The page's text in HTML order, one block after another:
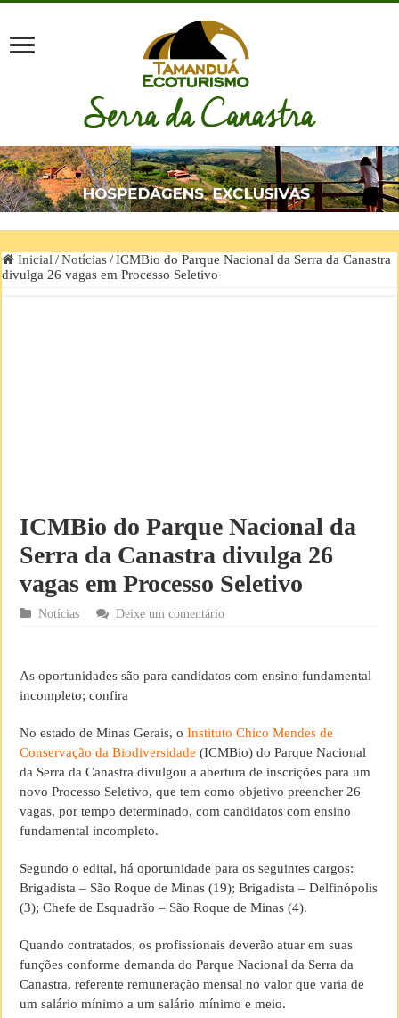
Inicial / Notícias / ICMBio do Parque Nacional da Serra da Canastra
divulga 26 vagas em Processo Seletivo
ICMBio do Parque Nacional da
Serra da Canastra divulga 26
vagas em Processo Seletivo
Notícias Deixe um comentário
As oportunidades são para candidatos com ensino fundamental
incompleto; confira
No estado de Minas Gerais, oInstituto Chico Mendes de
Conservação da Biodiversidade (ICMBio) do Parque Nacional
da Serra da Canastra divulgou a abertura de inscrições para um
novo Processo Seletivo, que tem como objetivo preencher 26
vagas, por tempo determinado, com candidatos com ensino
fundamental incompleto.
Segundo o edital, há oportunidade para os seguintes cargos:
Brigadista – São Roque de Minas (19); Brigadista – Delfinópolis
(3); Chefe de Esquadrão – São Roque de Minas (4).
Quando contratados, os profissionais deverão atuar em suas
funções conforme demanda do Parque Nacional da Serra da
Canastra, referente remuneração mensal no valor que varia de
um salário mínimo a um salário mínimo e meio.